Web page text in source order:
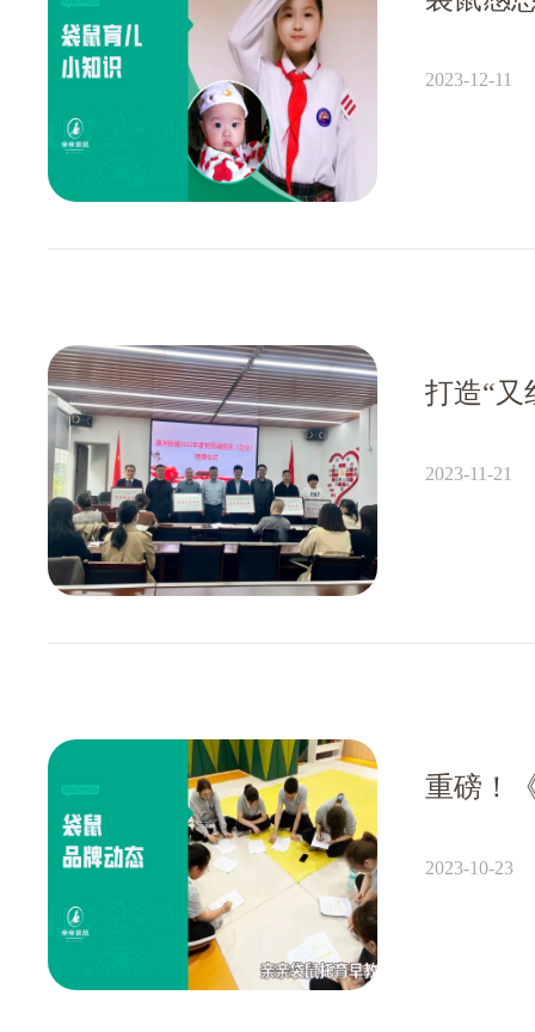
2023-12-11
打造“又
2023-11-21
重磅！
2023-10-23